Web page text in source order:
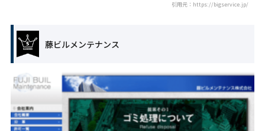
引用元：https://bigservice.jp/
藤ビルメンテナンス